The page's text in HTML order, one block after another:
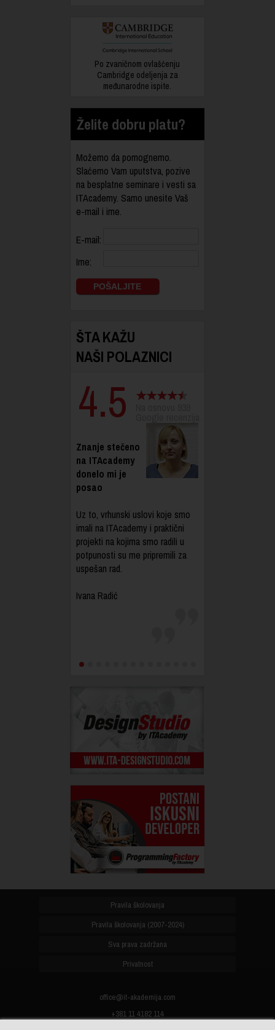
Po zvaničnom ovlašćenju
Cambridge odeljenja za
međunarodne ispite.
Želite dobru platu?
Možemo da pomognemo.
Slaćemo Vam uputstva, pozive
na besplatne seminare i vesti sa
ITAcademy. Samo unesite Vaš
e-mail i ime.
E-mail:
Ime:
ŠTA KAŽU
NAŠI POLAZNICI
4.5
Znanje stečeno
na ITAcademy
donelo mi je
posao
Uz to, vrhunski uslovi koje smo
imali na ITAcademy i praktični
projekti na kojima smo radili u
potpunosti su me pripremili za
uspešan rad.
Ivana Radić
Pravila školovanja
Pravila školovanja (2007-2024)
Sva prava zadržana
Privatnost
office@it-akademija.com
+381 11 4182 114